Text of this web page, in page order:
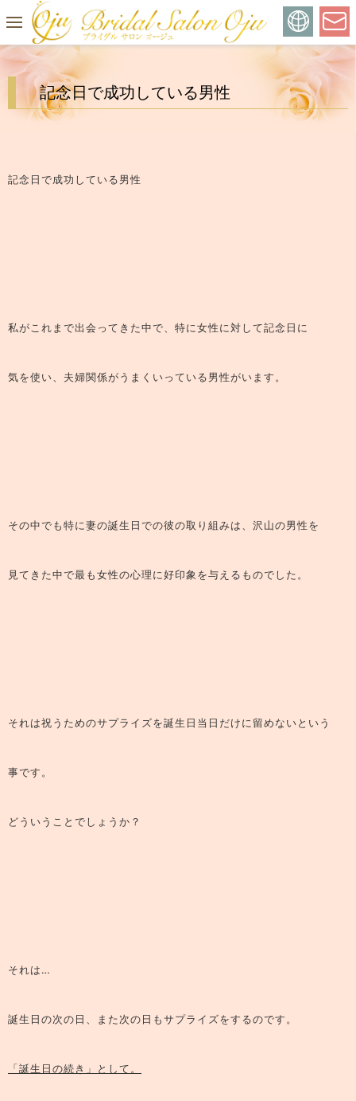
記念日で成功している男性
記念日で成功している男性
私がこれまで出会ってきた中で、特に女性に対して記念日に
気を使い、夫婦関係がうまくいっている男性がいます。
その中でも特に妻の誕生日での彼の取り組みは、沢山の男性を
見てきた中で最も女性の心理に好印象を与えるものでした。
それは祝うためのサプライズを誕生日当日だけに留めないという
事です。
どういうことでしょうか？
それは…
誕生日の次の日、また次の日もサプライズをするのです。
「誕生日の続き」として。